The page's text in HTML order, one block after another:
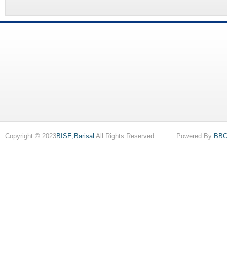
Copyright © 2023BISE,Barisal All Rights Reserved . Powered By